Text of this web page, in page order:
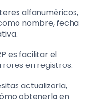
alfanuméricos,
nombre, fecha
es facilitar el
en registros.
actualizarla,
obtenerla en